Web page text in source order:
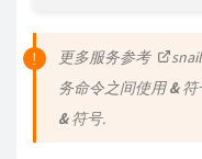
更多服务参考
务命令之间使用&符
&符号.